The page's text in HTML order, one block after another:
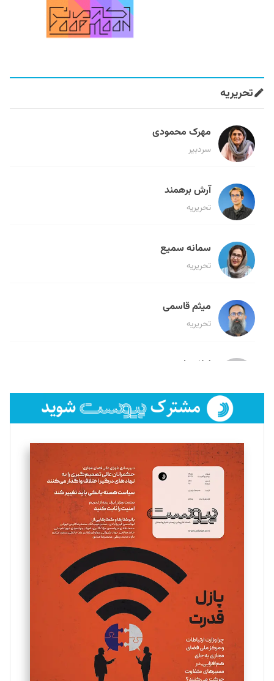
تحریریه
مهرک محمودی
سردبیر
آرش برهمند
تحریریه
سمانه سمیع
تحریریه
میثم قاسمی
تحریریه
لیلا حنارود
فائزه فتحی رستمی
تحریریه
سروش کرمیان
تحریریه
مینا پاکدل
یسنا امان‌پور
تحریریه
ملینا جعفری
تحریریه